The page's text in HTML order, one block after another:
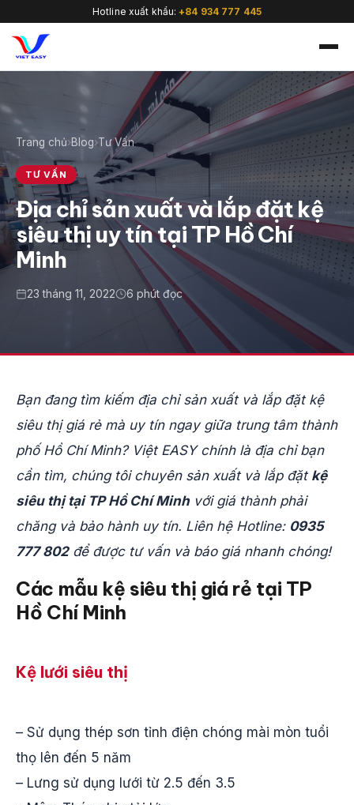
Hotline xuất khẩu:+84 934 777 445
🇻🇳
Trang chủ›Blog›Tư Vấn
TƯ VẤN
Địa chỉ sản xuất và lắp đặt kệ
siêu thị uy tín tại TP Hồ Chí
Minh
23 tháng 11, 2022 6 phút đọc
Bạn đang tìm kiếm địa chỉ sản xuất và lắp đặt kệ
siêu thị giá rẻ mà uy tín ngay giữa trung tâm thành
phố Hồ Chí Minh? Việt EASY chính là địa chỉ bạn
cần tìm, chúng tôi chuyên sản xuất và lắp đặt kệ
siêu thị tại TP Hồ Chí Minh với giá thành phải
chăng và bảo hành uy tín. Liên hệ Hotline: 0935
777 802để được tư vấn và báo giá nhanh chóng!
Các mẫu kệ siêu thị giá rẻ tại TP
Hồ Chí Minh
Kệ lưới siêu thị
– Sử dụng thép sơn tỉnh điện chóng mài mòn tuổi
thọ lên đến 5 năm
– Lưng sử dụng lưới từ 2.5 đến 3.5